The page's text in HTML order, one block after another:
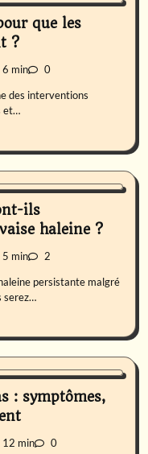
que les
?
6 min 0
des interventions
et…
ils
haleine ?
5 min 2
persistante malgré
serez…
: symptômes,
12 min 0